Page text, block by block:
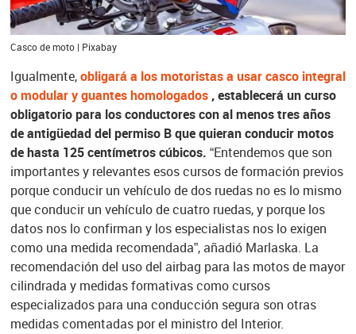
Casco de moto | Pixabay
Igualmente,obligará a los motoristas a usar casco integral
o modular y guantes homologados, establecerá un curso
obligatorio para los conductores con al menos tres años
de antigüedad del permiso B que quieran conducir motos
de hasta 125 centímetros cúbicos. “Entendemos que son
importantes y relevantes esos cursos de formación previos
porque conducir un vehículo de dos ruedas no es lo mismo
que conducir un vehículo de cuatro ruedas, y porque los
datos nos lo confirman y los especialistas nos lo exigen
como una medida recomendada”, añadió Marlaska. La
recomendación del uso del airbag para las motos de mayor
cilindrada y medidas formativas como cursos
especializados para una conducción segura son otras
medidas comentadas por el ministro del Interior.